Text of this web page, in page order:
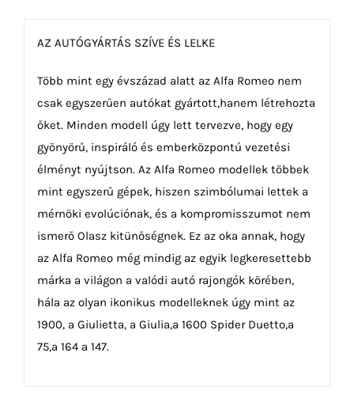
AZ AUTÓGYÁRTÁS SZÍVE ÉS LELKE
Több mint egy évszázad alatt az Alfa Romeo nem
csak egyszerűen autókat gyártott,hanem létrehozta
őket. Minden modell úgy lett tervezve, hogy egy
gyönyörű, inspiráló és emberközpontú vezetési
élményt nyújtson. Az Alfa Romeo modellek többek
mint egyszerű gépek, hiszen szimbólumai lettek a
mérnöki evolúciónak, és a kompromisszumot nem
ismerő Olasz kitünőségnek. Ez az oka annak, hogy
az Alfa Romeo még mindig az egyik legkeresettebb
márka a világon a valódi autó rajongók körében,
hála az olyan ikonikus modelleknek úgy mint az
1900, a Giulietta, a Giulia,a 1600 Spider Duetto,a
75,a 164 a 147.